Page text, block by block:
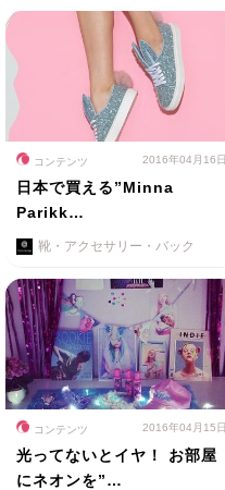
コンテンツ 2016年04月16日
日本で買える”Minna
Parikk…
靴・アクセサリー・バック
コンテンツ 2016年04月15日
光ってないとイヤ！ お部屋
にネオンを”…